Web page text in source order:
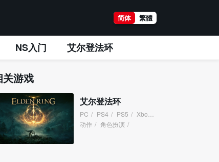
简体 繁體
NS入门 艾尔登法环
关游戏
艾尔登法环
PC / PS4 / PS5 / XboxOne
动作 / 角色扮演 /